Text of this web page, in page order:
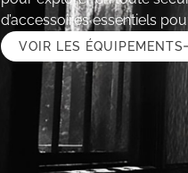
d’accessoires essentiels
VOIR LES ÉQUIPEMENTS